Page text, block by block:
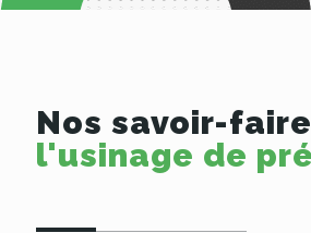
Nos savoir-
l'usinage de